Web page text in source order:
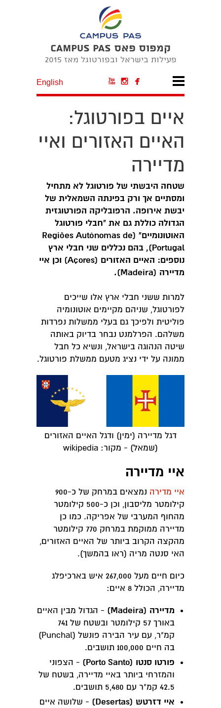
קמפוס פאס CAMPUS PAS
פעילות בישראל ובפורטוגל מאז 2015
English 


איים בפורטוגל:
האיים האזורים ואיי
מדיירה
שטחה היבשתי של פורטוגל לא מתחיל
ומסתיים אך ורק בפינתה השמאלית של
יבשת אירופה. הרפובליקה הפורטוגזית
הגדולה כוללת גם את "חבלי פורטוגל
האוטונומיים" (Regiões Autónomas de
Portugal), בהם נכללים שני חבלי ארץ
נוספים: האיים האזורים (Açores) וכן איי
מדיירה (Madeira).
למרות ששני חבלי ארץ אלו שייכים
לפורטוגל, שניהם מקיימים אוטונומיה
פוליטית ולפיכך גם בעלי ממשלות נפרדות
משלהם. הפרלמנט נבחר בדיוק באותה
שיטה הנהוגה בישראל, ונשיא כל חבל
ממונה על ידי נציג מטעם ממשלת פורטוגל.
דגל מדיירה (ימין) ודגל האיים האזורים
(שמאל) - מקור: wikipedia
איי מדיירה
איי מדירה
נמצאים במרחק של כ-900
קילומטר מליסבון, וכן כ-500 קילומטר
מהחוף המערבי של אפריקה. כמו כן
מדיירה ממוקמת במרחק 770 קילומטר
מהקצה הקרוב ביותר של האיים האזורים,
האי סנטה מריה (ראו בהמשך).
כיום חיים מעל 267,000 איש בארכיפלג
מדיירה, הכולל 8 איים:
מדיירה (Madeira)
- הגדול מבין האיים
באורך 57 קילומטר ובשטח של 741
קמ"ר, עם עיר הבירה פונשל (Punchal)
בה חיים 100,000 תושבים.
פורטו סנטו (Porto Santo)
- הצפוני
והמזרחי ביותר באיי מדיירה, בשטח של
42.5 קמ"ר עם 5,480 תושבים.
איי דזרטש (Desertas)
- שלושה איים